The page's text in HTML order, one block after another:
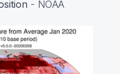
- NOAA